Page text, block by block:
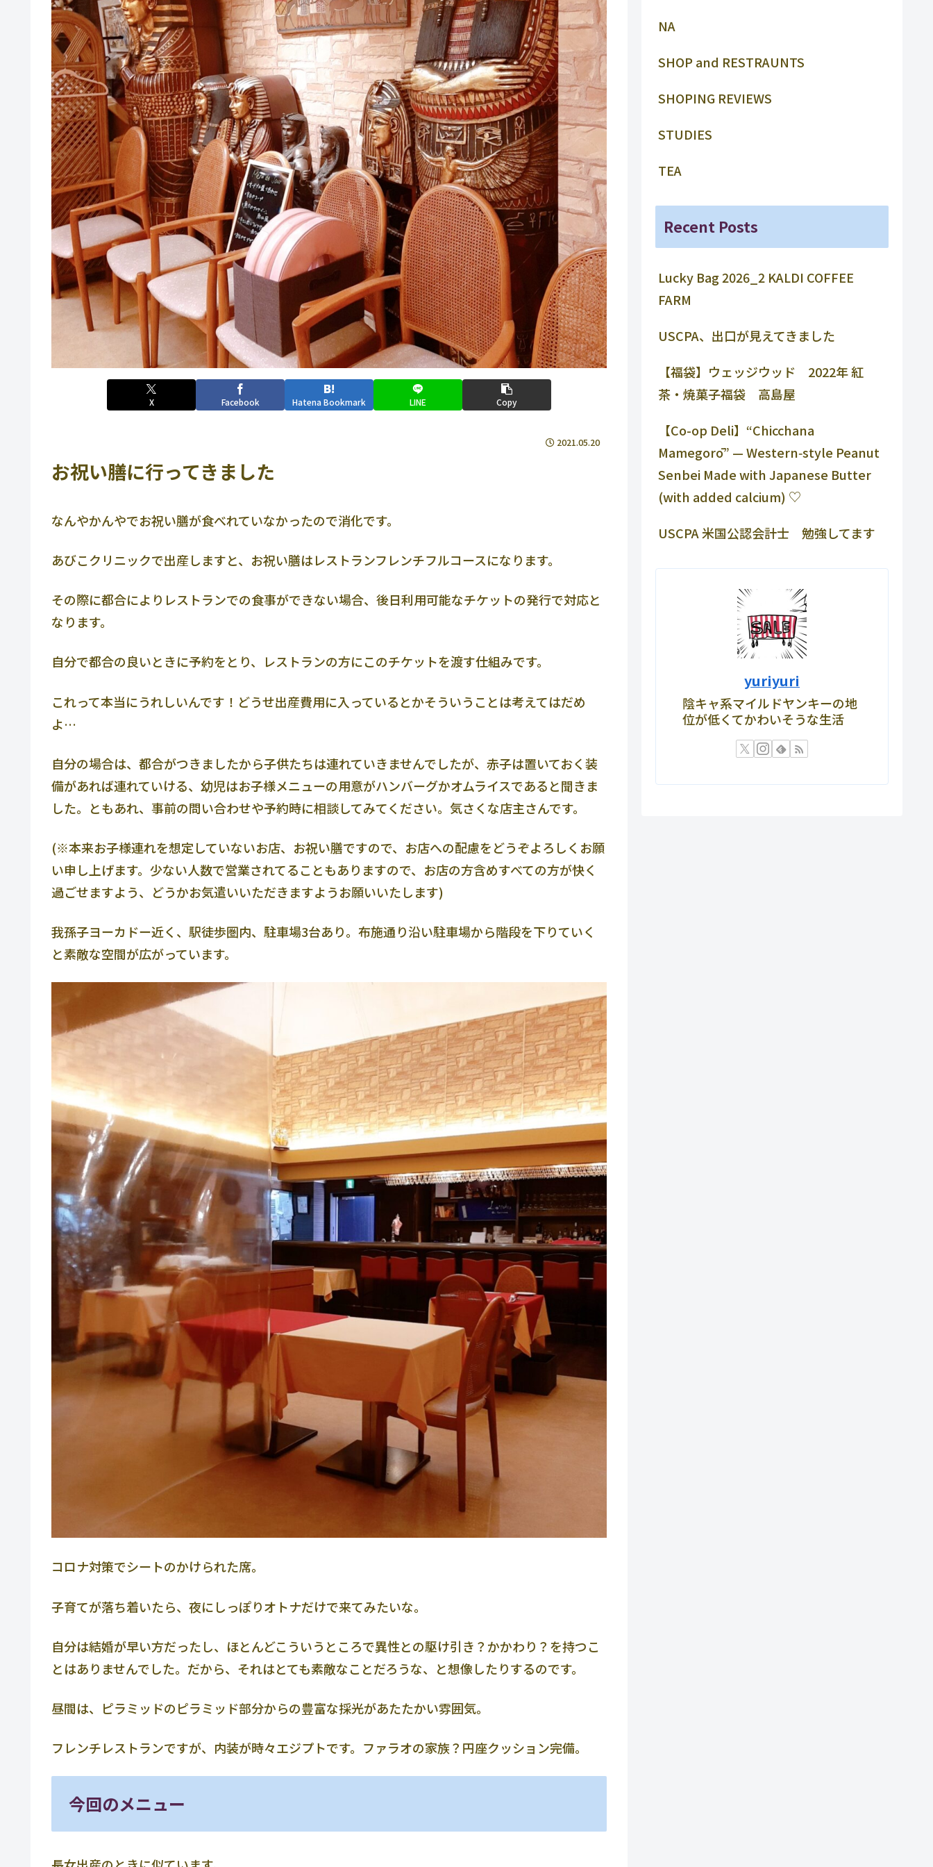
X Facebook Hatena Bookmark LINE Copy
2021.05.20
お祝い膳に行ってきました
なんやかんやでお祝い膳が食べれていなかったので消化です。
あびこクリニックで出産しますと、お祝い膳はレストランフレンチフルコースになります。
その際に都合によりレストランでの食事ができない場合、後日利用可能なチケットの発行で対応と
なります。
自分で都合の良いときに予約をとり、レストランの方にこのチケットを渡す仕組みです。
これって本当にうれしいんです！どうせ出産費用に入っているとかそういうことは考えてはだめ
よ…
自分の場合は、都合がつきましたから子供たちは連れていきませんでしたが、赤子は置いておく装
備があれば連れていける、幼児はお子様メニューの用意がハンバーグかオムライスであると聞きま
した。ともあれ、事前の問い合わせや予約時に相談してみてください。気さくな店主さんです。
(※本来お子様連れを想定していないお店、お祝い膳ですので、お店への配慮をどうぞよろしくお願
い申し上げます。少ない人数で営業されてることもありますので、お店の方含めすべての方が快く
過ごせますよう、どうかお気遣いいただきますようお願いいたします)
我孫子ヨーカドー近く、駅徒歩圏内、駐車場3台あり。布施通り沿い駐車場から階段を下りていく
と素敵な空間が広がっています。
コロナ対策でシートのかけられた席。
子育てが落ち着いたら、夜にしっぽりオトナだけで来てみたいな。
自分は結婚が早い方だったし、ほとんどこういうところで異性との駆け引き？かかわり？を持つこ
とはありませんでした。だから、それはとても素敵なことだろうな、と想像したりするのです。
昼間は、ピラミッドのピラミッド部分からの豊富な採光があたたかい雰囲気。
フレンチレストランですが、内装が時々エジプトです。ファラオの家族？円座クッション完備。
今回のメニュー
NA
SHOP and RESTRAUNTS
SHOPING REVIEWS
STUDIES
TEA
Recent Posts
Lucky Bag 2026_2 KALDI COFFEE
FARM
USCPA、出口が見えてきました
【福袋】ウェッジウッド 2022年 紅
茶・焼菓子福袋 高島屋
【Co-op Deli】“Chicchana
Mamegorō” — Western‑style Peanut
Senbei Made with Japanese Butter
(with added calcium) ♡
USCPA 米国公認会計士 勉強してます
yuriyuri
陰キャ系マイルドヤンキーの地
位が低くてかわいそうな生活